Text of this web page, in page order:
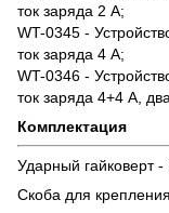
ток заряда 2 А;
WT-0345 -
ток заряда 4 А;
WT-0346 -
ток заряда 4+4 А,
Комплектация
Ударный гайковерт -
Скоба для